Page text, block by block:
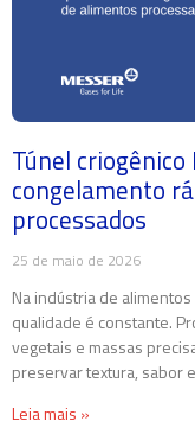
Túnel criogênico
congelamento
processados
25 de maio de 2026
Na indústria de
qualidade é constante.
vegetais e massas
preservar textura, sabor
Leia mais »